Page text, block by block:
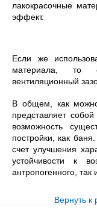
лакокрасочные
эффект.
Если же
материала, то
вентиляционный
В общем, как
представляет
возможность
постройки, как
счет улучшения
устойчивости к
антропогенного, так
Вернуть к